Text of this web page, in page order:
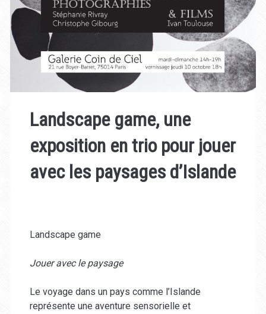
Landscape game, une
exposition en trio pour jouer
avec les paysages d’Islande
Landscape game
Jouer avec le paysage
Le voyage dans un pays comme l’Islande
représente une aventure sensorielle et